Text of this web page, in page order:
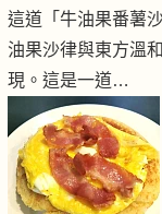
這道「牛油果番薯
油果沙律與東方溫
現。這是一道…